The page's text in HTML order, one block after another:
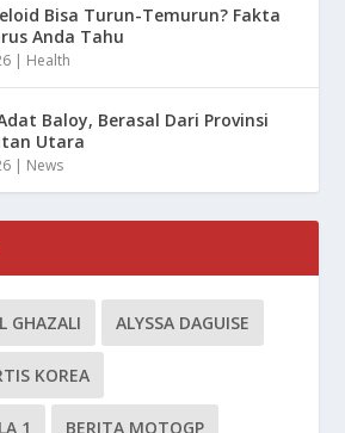
Bisa Turun-Temurun? Fakta
Anda Tahu
| Health
Baloy, Berasal Dari Provinsi
Utara
| News
GHAZALI ALYSSA DAGUISE
KOREA
1 BERITA MOTOGP